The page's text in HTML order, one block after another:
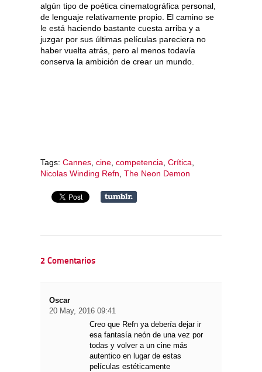
algún tipo de poética cinematográfica personal,
de lenguaje relativamente propio. El camino se
le está haciendo bastante cuesta arriba y a
juzgar por sus últimas películas pareciera no
haber vuelta atrás, pero al menos todavía
conserva la ambición de crear un mundo.
Tags: Cannes, cine, competencia, Crítica,
Nicolas Winding Refn, The Neon Demon
2 Comentarios
Oscar
20 May, 2016 09:41
Creo que Refn ya debería dejar ir
esa fantasía neón de una vez por
todas y volver a un cine más
autentico en lugar de estas
películas estéticamente